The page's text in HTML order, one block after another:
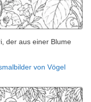
der aus einer Blume
von Vögel